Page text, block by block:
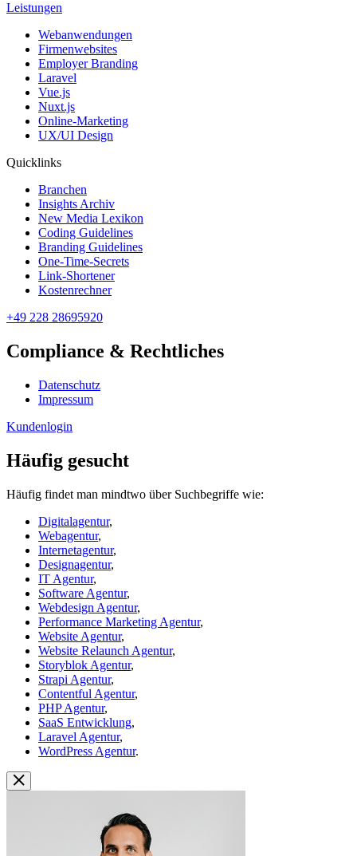
Leistungen
Webanwendungen
Firmenwebsites
Employer Branding
Laravel
Vue.js
Nuxt.js
Online-Marketing
UX/UI Design
Quicklinks
Branchen
Insights Archiv
New Media Lexikon
Coding Guidelines
Branding Guidelines
One-Time-Secrets
Link-Shortener
Kostenrechner
+49 228 28695920
Compliance & Rechtliches
Datenschutz
Impressum
Kundenlogin
Häufig gesucht
Häufig findet man mindtwo über Suchbegriffe wie:
Digitalagentur,
Webagentur,
Internetagentur,
Designagentur,
IT Agentur,
Software Agentur,
Webdesign Agentur,
Performance Marketing Agentur,
Website Agentur,
Website Relaunch Agentur,
Storyblok Agentur,
Strapi Agentur,
Contentful Agentur,
PHP Agentur,
SaaS Entwicklung,
Laravel Agentur,
WordPress Agentur.